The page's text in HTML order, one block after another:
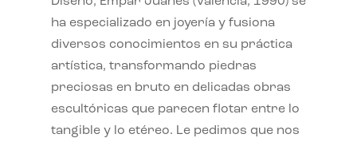
ha especializado en joyería y fusiona
diversos conocimientos en su práctica
artística, transformando piedras
preciosas en bruto en delicadas obras
escultóricas que parecen flotar entre lo
tangible y lo etéreo. Le pedimos que nos